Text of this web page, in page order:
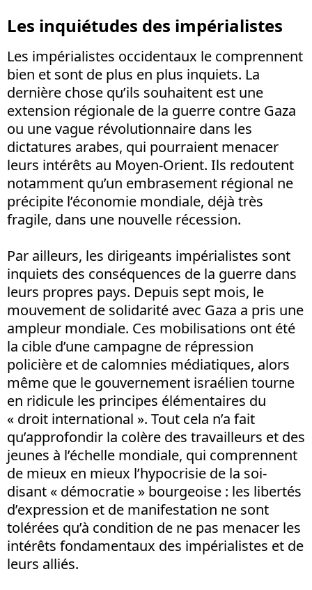
Les inquiétudes des impérialistes
Les impérialistes occidentaux le comprennent
bien et sont de plus en plus inquiets. La
dernière chose qu’ils souhaitent est une
extension régionale de la guerre contre Gaza
ou une vague révolutionnaire dans les
dictatures arabes, qui pourraient menacer
leurs intérêts au Moyen-Orient. Ils redoutent
notamment qu’un embrasement régional ne
précipite l’économie mondiale, déjà très
fragile, dans une nouvelle récession.
Par ailleurs, les dirigeants impérialistes sont
inquiets des conséquences de la guerre dans
leurs propres pays. Depuis sept mois, le
mouvement de solidarité avec Gaza a pris une
ampleur mondiale. Ces mobilisations ont été
la cible d’une campagne de répression
policière et de calomnies médiatiques, alors
même que le gouvernement israélien tourne
en ridicule les principes élémentaires du
« droit international ». Tout cela n’a fait
qu’approfondir la colère des travailleurs et des
jeunes à l’échelle mondiale, qui comprennent
de mieux en mieux l’hypocrisie de la soi-
disant « démocratie » bourgeoise : les libertés
d’expression et de manifestation ne sont
tolérées qu’à condition de ne pas menacer les
intérêts fondamentaux des impérialistes et de
leurs alliés.